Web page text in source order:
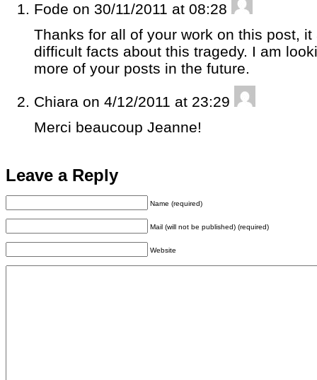
Fode on 30/11/2011 at 08:28
Thanks for all of your work on this post,
difficult facts about this tragedy. I am
more of your posts in the future.
Chiara on 4/12/2011 at 23:29
Merci beaucoup Jeanne!
Leave a Reply
Name (required)
Mail (will not be published) (required)
Website